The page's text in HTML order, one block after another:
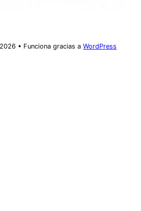
• Funciona gracias aWordPress